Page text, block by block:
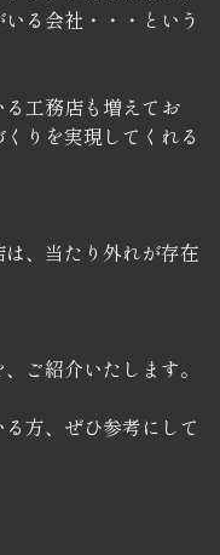
る会社・・・という
工務店も増えてお
りを実現してくれる
、当たり外れが存在
ご紹介いたします。
方、ぜひ参考にして